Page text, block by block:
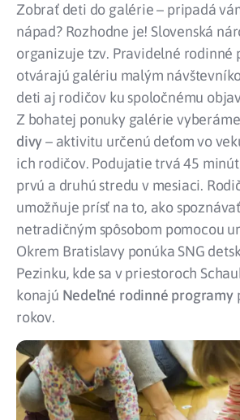
Zobrať deti do galérie – pripadá
nápad? Rozhodne je! Slovenská
organizuje tzv. Pravidelné rodinné
otvárajú galériu malým
deti aj rodičov ku spoločnému
Z bohatej ponuky galérie
divy– aktivitu určenú deťom vo
ich rodičov. Podujatie trvá 45
prvú a druhú stredu v mesiaci.
umožňuje prísť na to, ako
netradičným spôsobom pomocou
Okrem Bratislavy ponúka SNG
Pezinku, kde sa v priestoroch
konajú Nedeľné rodinné programy
rokov.